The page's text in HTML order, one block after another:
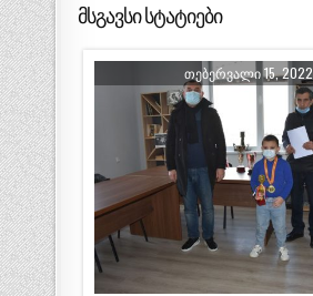
მსგავსი სტატიები
ᲗᲔᲑᲔᲠᲕᲐᲚᲘ 15, 2022